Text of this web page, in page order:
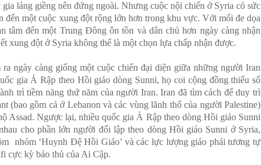
gia láng giềng nên đứng ngoài. Nhưng cuộc nội chiến ở Syria có sức
đến một cuộc xung đột rộng lớn hơn trong khu vực. Với mối đe dọa
tâm đến một Trung Đông ôn tồn và dân chủ hơn ngày càng nhận
xung đột ở Syria không thể là một chọn lựa chấp nhận được.
ngày càng giống một cuộc chiến đại diện giữa những người Iran
gia Ả Rập theo Hồi giáo dòng Sunni, họ coi cộng đồng thiểu số
trì tiềm năng thứ năm của người Iran. Iran đã tìm cách để duy trì
(bao gồm cả ở Lebanon và các vùng lãnh thổ của người Palestine)
Assad. Ngược lại, nhiều quốc gia Ả Rập theo dòng Hồi giáo Sunni
cho phần lớn người đối lập theo dòng Hồi giáo Sunni ở Syria,
nhóm ‘Huynh Đệ Hồi Giáo’ và các lực lượng giáo phái tương tự
cực kỳ bảo thủ của Ai Cập.